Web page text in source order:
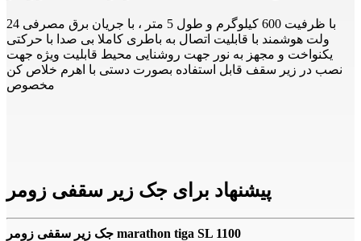
با ظرفیت 600 کیلوگرم و طول 5 متر ، با جریان برق مصرفی 24
ولت هوشمند با قابلیت اتصال به باطری کاملا بی صدا با حرکتی
یکنواخت و مجهز به نور جهت روشنایی محیط قابلیت ویژه جهت
نصب در زیر سقف قابل استفاده بصورت دستی با اهرم خلاص کن
مخصوص
پیشنهاد برای جک زیر سقفی زومر
جک زیر سقفی زومر marathon tiga SL 1100